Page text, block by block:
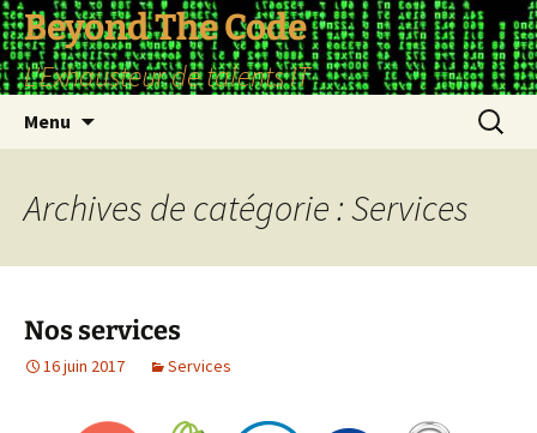
Aller
au
contenu
Beyond The Code
L'Exhausteur de talents IT
Menu
Archives de catégorie : Services
Nos services
16 juin 2017 Services